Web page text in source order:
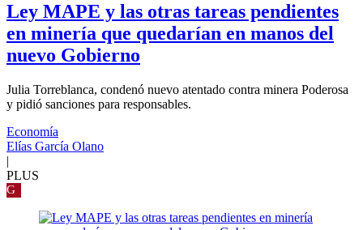
Ley MAPE y las otras tareas pendientes
en minería que quedarían en manos del
nuevo Gobierno
Julia Torreblanca, condenó nuevo atentado contra minera Poderosa
y pidió sanciones para responsables.
Economía
Elías García Olano
|
PLUS
G